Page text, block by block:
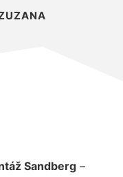
Sandberg –